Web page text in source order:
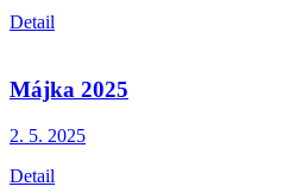
Detail
Májka 2025
2. 5. 2025
Detail